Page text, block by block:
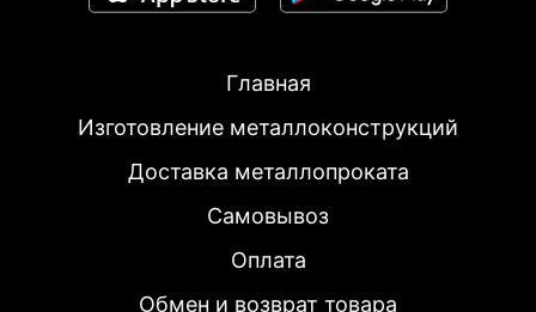
Главная
Изготовление металлоконструкций
Доставка металлопроката
Самовывоз
Оплата
Обмен и возврат товара